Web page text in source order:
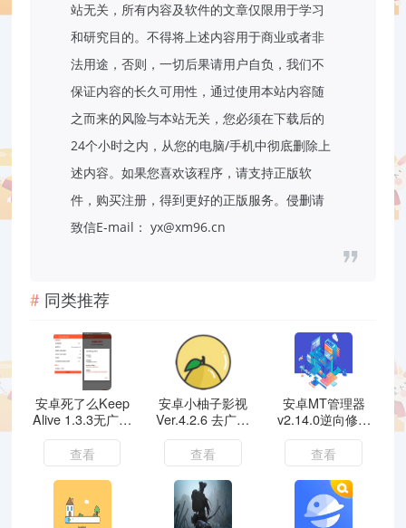
站无关，所有内容及软件的文章仅限用于学习
和研究目的。不得将上述内容用于商业或者非
法用途，否则，一切后果请用户自负，我们不
保证内容的长久可用性，通过使用本站内容随
之而来的风险与本站无关，您必须在下载后的
24个小时之内，从您的电脑/手机中彻底删除上
述内容。如果您喜欢该程序，请支持正版软
件，购买注册，得到更好的正版服务。侵删请
致信E-mail： yx@xm96.cn
同类推荐
安卓死了么Keep
Alive 1.3.3无广告
免费版
查看
安卓小柚子影视
Ver.4.2.6 去广告
版
查看
安卓MT管理器
v2.14.0逆向修改
神器
查看